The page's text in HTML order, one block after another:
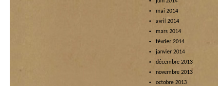
mai 2014
avril 2014
mars 2014
février 2014
janvier 2014
décembre 2013
novembre 2013
octobre 2013